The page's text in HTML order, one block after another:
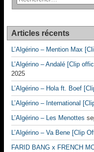
Articles récents
L’Algérino – Mention Max
L’Algérino – Andalé [Clip
2025
L’Algérino – Hola ft. Boef
L’Algérino – International
L’Algérino – Les Menottes
L’Algérino – Va Bene [Clip
FARID BANG x FRENCH